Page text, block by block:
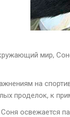
мир,
на
проделок, к
освежается